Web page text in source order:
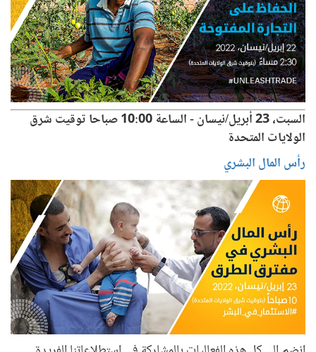
السبت، 23 أبريل/نيسان - الساعة 10:00 صباحا توقيت شرق
الولايات المتحدة
رأس المال البشري